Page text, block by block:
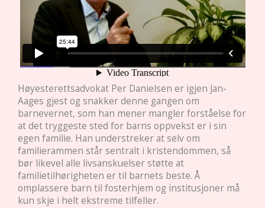
Høyesterettsadvokat Per Danielsen er igjen Jan-
Aages gjest og snakker denne gangen om
barnevernet, som han mener mangler forståelse for
at det tryggeste sted for barns oppvekst er i sin
egen familie. Han understreker at selv om
familierammen står sentralt i kristendommen, så
bør likevel alle livsanskuelser støtte at
familietilhørigheten er til barnets beste. Å
omplassere barn til fosterhjem og institusjoner må
kun skje i helt ekstreme tilfeller.